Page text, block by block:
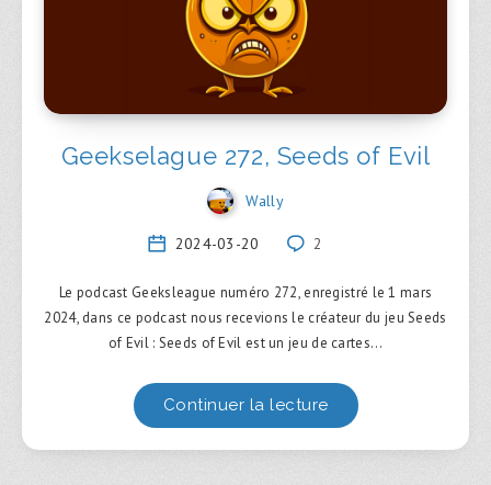
Geekselague 272, Seeds of Evil
Wally
2024-03-20 2
Le podcast Geeksleague numéro 272, enregistré le 1 mars
2024, dans ce podcast nous recevions le créateur du jeu Seeds
of Evil : Seeds of Evil est un jeu de cartes…
Continuer la lecture